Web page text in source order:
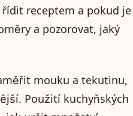
receptem a pokud je
a pozorovat, jaký
mouku a tekutinu,
Použití kuchyňských